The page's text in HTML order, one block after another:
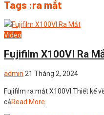
Tags :ra mắt
Video
Fujifilm X100VI Ra
admin 21 Tháng 2, 2024
Fujifilm ra mắt X100VI Thiết kế
cảRead More